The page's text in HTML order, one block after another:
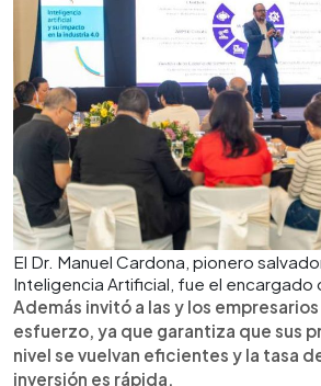
El Dr. Manuel Cardona, pionero
Inteligencia Artificial, fue el encargado
Además invitó a las y los
esfuerzo, ya que garantiza que sus
nivel se vuelvan eficientes y la tasa
inversión es rápida.